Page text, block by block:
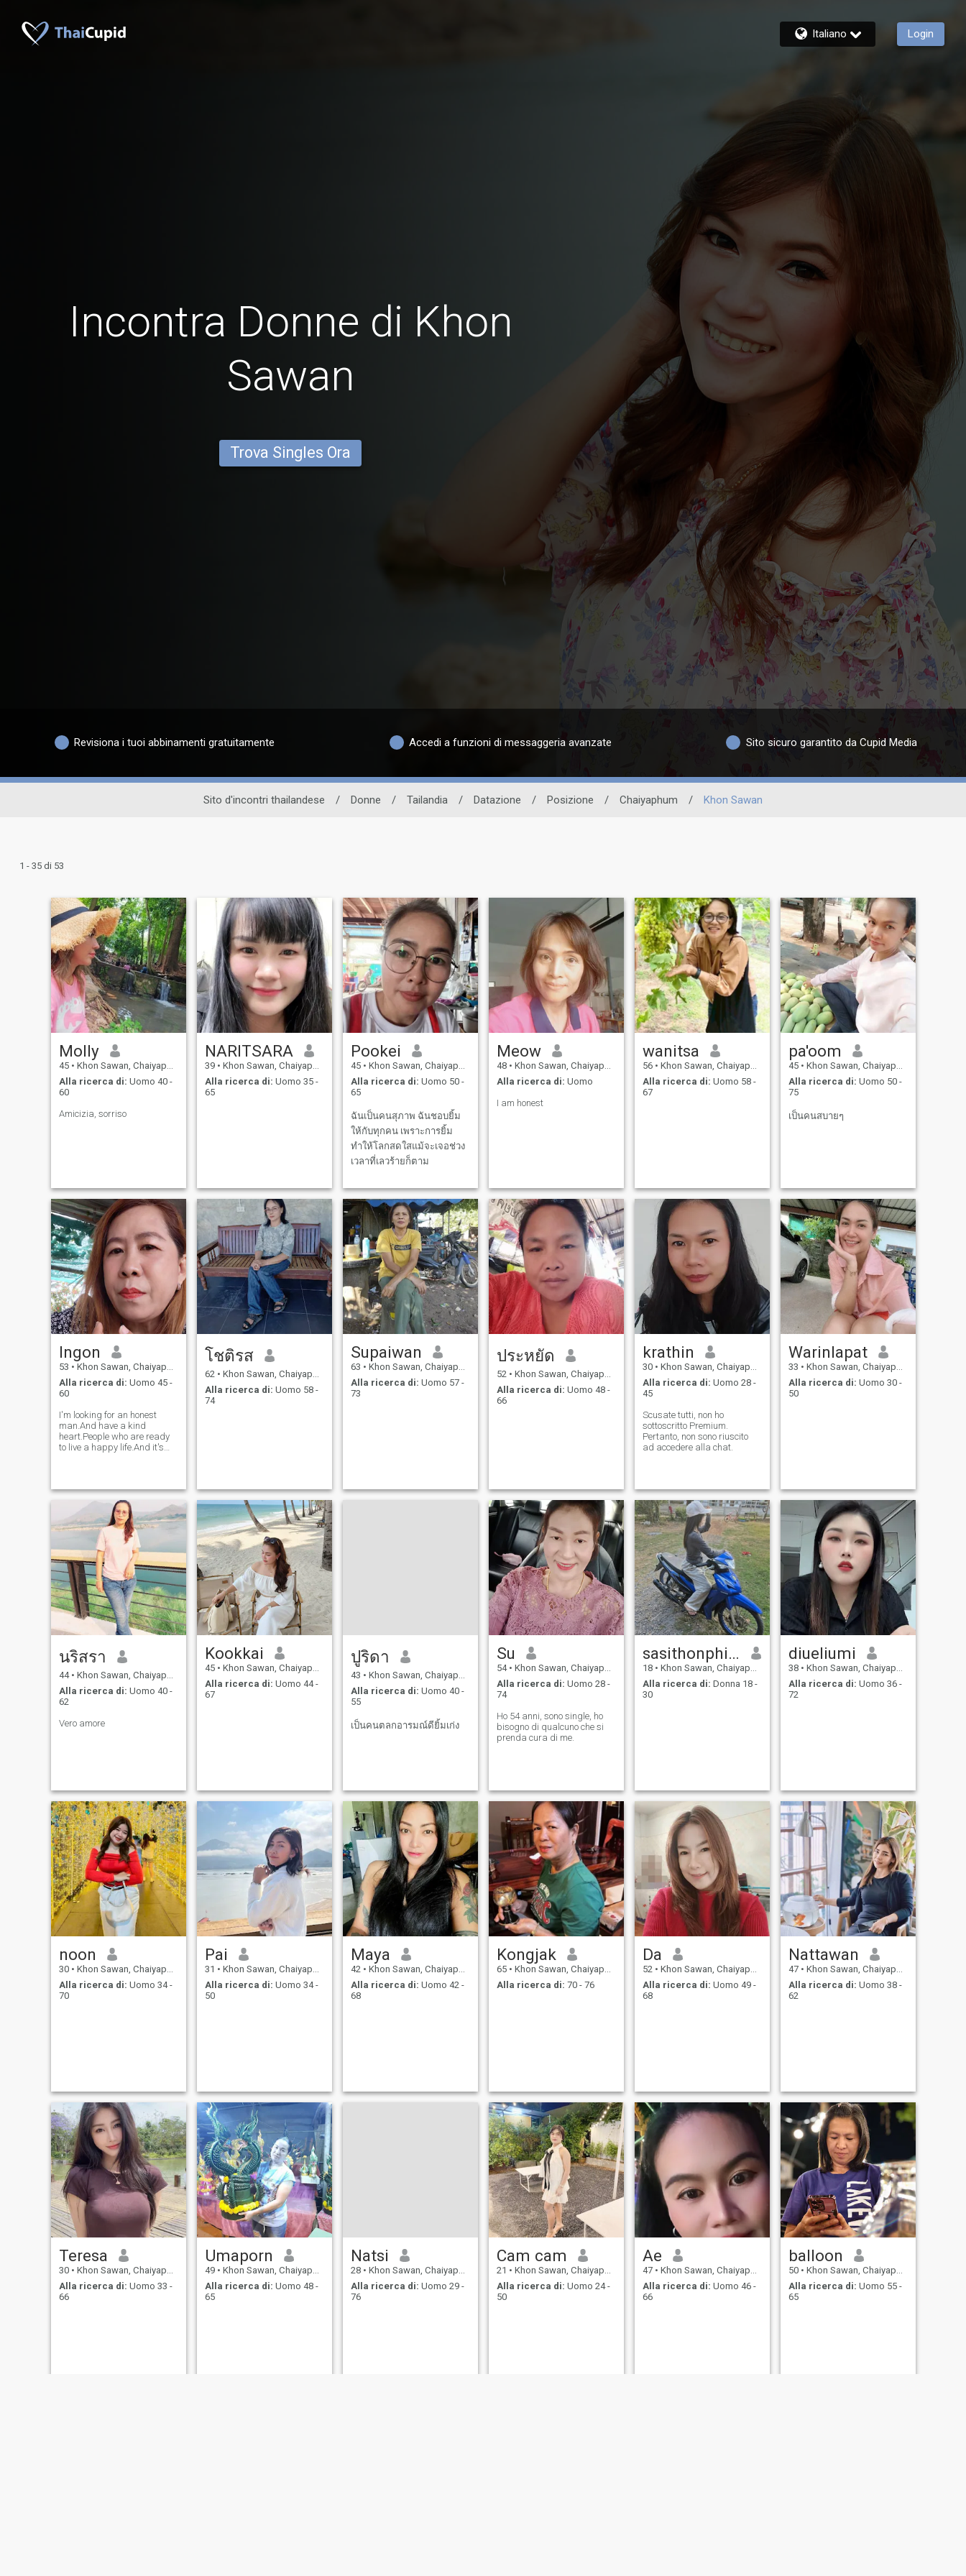
Italiano Login
Incontra Donne di Khon
Sawan
Trova Singles Ora
Revisiona i tuoi abbinamenti gratuitamente Accedi a funzioni di messaggeria avanzate Sito sicuro garantito da Cupid Media
Sito d'incontri thailandese / Donne / Tailandia / Datazione / Posizione / Chaiyaphum / Khon Sawan
1 - 35 di 53
Molly
45 • Khon Sawan, Chaiyaphum, Thailandia
Alla ricerca di: Uomo 40 -
60
Amicizia, sorriso
NARITSARA
39 • Khon Sawan, Chaiyaphum, Thailandia
Alla ricerca di: Uomo 35 -
65
Pookei
45 • Khon Sawan, Chaiyaphum, Thailandia
Alla ricerca di: Uomo 50 -
65
ฉันเป็นคนสุภาพ ฉันชอบยิ้ม
ให้กับทุกคน เพราะการยิ้ม
ทำให้โลกสดใสแม้จะเจอช่วง
เวลาที่เลวร้ายก็ตาม
Meow
48 • Khon Sawan, Chaiyaphum, Thailandia
Alla ricerca di: Uomo
I am honest
wanitsa
56 • Khon Sawan, Chaiyaphum, Thailandia
Alla ricerca di: Uomo 58 -
67
pa'oom
45 • Khon Sawan, Chaiyaphum, Thailandia
Alla ricerca di: Uomo 50 -
75
เป็นคนสบายๆ
Ingon
53 • Khon Sawan, Chaiyaphum, Thailandia
Alla ricerca di: Uomo 45 -
60
I'm looking for an honest
man.And have a kind
heart.People who are ready
to live a happy life.And it's
place.And they are ready to
be everything to each other.I
am a cheerful and op
โชติรส
62 • Khon Sawan, Chaiyaphum, Thailandia
Alla ricerca di: Uomo 58 -
74
Supaiwan
63 • Khon Sawan, Chaiyaphum, Thailandia
Alla ricerca di: Uomo 57 -
73
ประหยัด
52 • Khon Sawan, Chaiyaphum, Thailandia
Alla ricerca di: Uomo 48 -
66
krathin
30 • Khon Sawan, Chaiyaphum, Thailandia
Alla ricerca di: Uomo 28 -
45
Scusate tutti, non ho
sottoscritto Premium.
Pertanto, non sono riuscito
ad accedere alla chat.
Warinlapat
33 • Khon Sawan, Chaiyaphum, Thailandia
Alla ricerca di: Uomo 30 -
50
นริสรา
44 • Khon Sawan, Chaiyaphum, Thailandia
Alla ricerca di: Uomo 40 -
62
Vero amore
Kookkai
45 • Khon Sawan, Chaiyaphum, Thailandia
Alla ricerca di: Uomo 44 -
67
ปูริดา
43 • Khon Sawan, Chaiyaphum, Thailandia
Alla ricerca di: Uomo 40 -
55
เป็นคนตลกอารมณ์ดียิ้มเก่ง
Su
54 • Khon Sawan, Chaiyaphum, Thailandia
Alla ricerca di: Uomo 28 -
74
Ho 54 anni, sono single, ho
bisogno di qualcuno che si
prenda cura di me.
sasithonphimsak
18 • Khon Sawan, Chaiyaphum, Thailandia
Alla ricerca di: Donna 18 -
30
diueliumi
38 • Khon Sawan, Chaiyaphum, Thailandia
Alla ricerca di: Uomo 36 -
72
noon
30 • Khon Sawan, Chaiyaphum, Thailandia
Alla ricerca di: Uomo 34 -
70
Pai
31 • Khon Sawan, Chaiyaphum, Thailandia
Alla ricerca di: Uomo 34 -
50
Maya
42 • Khon Sawan, Chaiyaphum, Thailandia
Alla ricerca di: Uomo 42 -
68
Kongjak
65 • Khon Sawan, Chaiyaphum, Thailandia
Alla ricerca di: 70 - 76
Da
52 • Khon Sawan, Chaiyaphum, Thailandia
Alla ricerca di: Uomo 49 -
68
Nattawan
47 • Khon Sawan, Chaiyaphum, Thailandia
Alla ricerca di: Uomo 38 -
62
Teresa
30 • Khon Sawan, Chaiyaphum, Thailandia
Alla ricerca di: Uomo 33 -
66
Umaporn
49 • Khon Sawan, Chaiyaphum, Thailandia
Alla ricerca di: Uomo 48 -
65
Natsi
28 • Khon Sawan, Chaiyaphum, Thailandia
Alla ricerca di: Uomo 29 -
76
Cam cam
21 • Khon Sawan, Chaiyaphum, Thailandia
Alla ricerca di: Uomo 24 -
50
Ae
47 • Khon Sawan, Chaiyaphum, Thailandia
Alla ricerca di: Uomo 46 -
66
balloon
50 • Khon Sawan, Chaiyaphum, Thailandia
Alla ricerca di: Uomo 55 -
65